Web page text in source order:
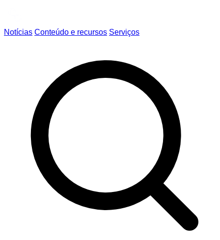
Notícias Conteúdo e recursos Serviços